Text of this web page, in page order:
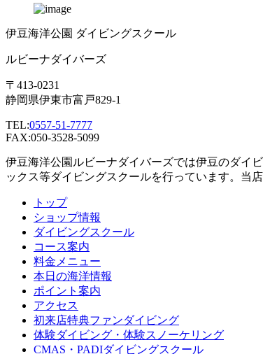
伊豆海洋公園 ダイビングスクール
ルビーナダイバーズ
〒413-0231
静岡県伊東市富戸829-1
TEL:0557-51-7777
FAX:050-3528-5099
伊豆海洋公園ルビーナダイバーズでは伊豆のダイ
ックス等ダイビングスクールを行っています。当
トップ
ショップ情報
ダイビングスクール
コース案内
料金メニュー
本日の海洋情報
ポイント案内
アクセス
初来店特典ファンダイビング
体験ダイビング・体験スノーケリング
CMAS・PADIダイビングスクール